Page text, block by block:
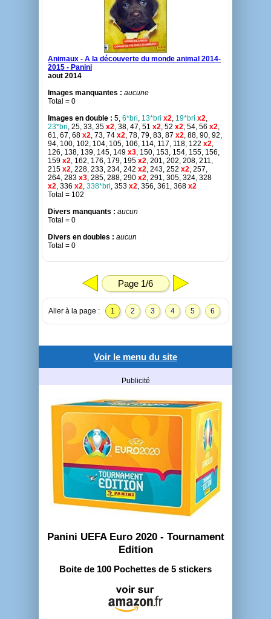
Animaux - A la découverte du monde animal 2014-
2015 - Panini
aout 2014
Images manquantes : aucune
Total = 0
Images en double : 5, 6*bri, 13*bri x2, 19*bri x2,
23*bri, 25, 33, 35 x2, 38, 47, 51 x2, 52 x2, 54, 56 x2,
61, 67, 68 x2, 73, 74 x2, 78, 79, 83, 87 x2, 88, 90, 92,
94, 100, 102, 104, 105, 106, 114, 117, 118, 122 x2,
126, 138, 139, 145, 149 x3, 150, 153, 154, 155, 156,
159 x2, 162, 176, 179, 195 x2, 201, 202, 208, 211,
215 x2, 228, 233, 234, 242 x2, 243, 252 x2, 257,
264, 283 x3, 285, 288, 290 x2, 291, 305, 324, 328
x2, 336 x2, 338*bri, 353 x2, 356, 361, 368 x2
Total = 102
Divers manquants : aucun
Total = 0
Divers en doubles : aucun
Total = 0
Page 1/6
Aller à la page : 1 2 3 4 5 6
Voir le menu du site
Publicité
Panini UEFA Euro 2020 - Tournament
Edition
Boite de 100 Pochettes de 5 stickers